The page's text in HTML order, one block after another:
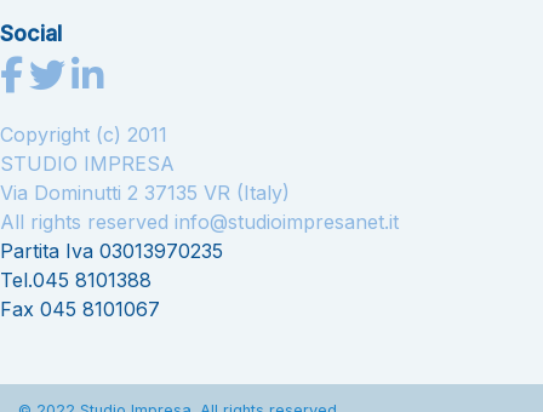
Social
Copyright (c) 2011
STUDIO IMPRESA
Via Dominutti 2 37135 VR (Italy)
All rights reserved info@studioimpresanet.it
Partita Iva 03013970235
Tel.045 8101388
Fax 045 8101067